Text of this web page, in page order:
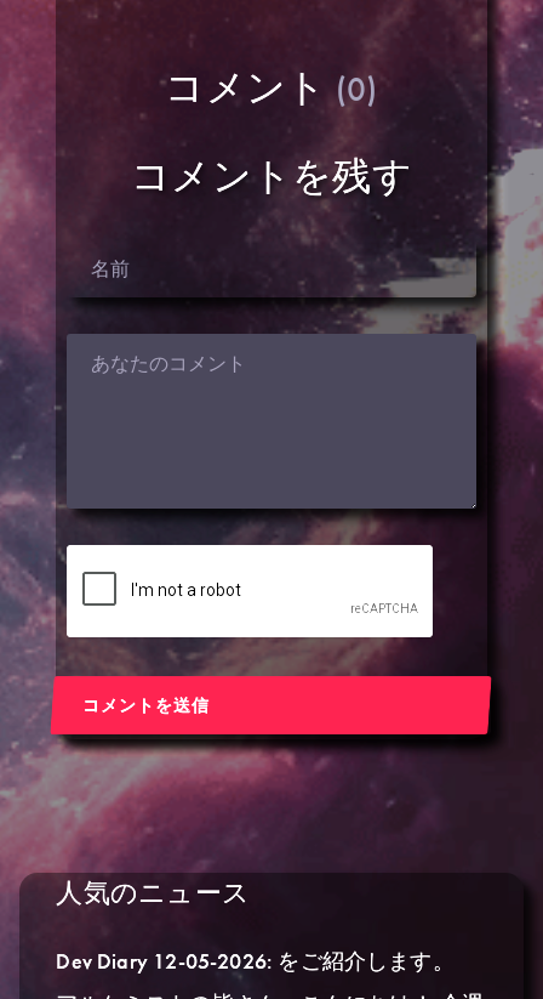
コメント(0)
コメントを残す
コメントを送信
人気のニュース
Dev Diary 12-05-2026: をご紹介します。